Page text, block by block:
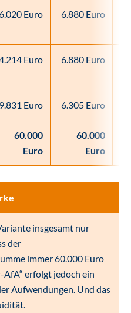
Euro 6.880 Euro
Euro 6.880 Euro
9.831 Euro 6.305 Euro
60.000
Euro
60.000
Euro
insgesamt nur
der
immer 60.000 Euro
AfA“ erfolgt jedoch ein
Aufwendungen. Und das